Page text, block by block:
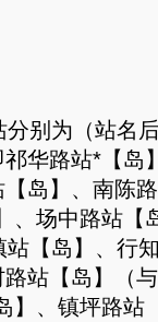
别为（站名
祁华路站*【岛
岛】、南陈
、场中路站【
【岛】、行
站【岛】（
】、镇坪路站